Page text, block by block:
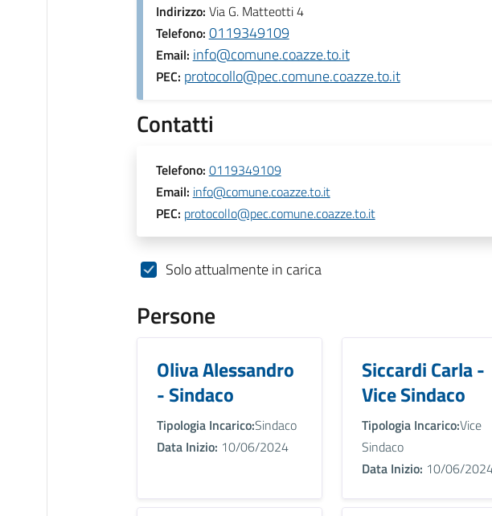
Indirizzo: Via G. Matteotti 4
Telefono: 0119349109
Email: info@comune.coazze.to.it
PEC: protocollo@pec.comune.coazze.to.it
Contatti
Telefono: 0119349109
Email: info@comune.coazze.to.it
PEC: protocollo@pec.comune.coazze.to.it
Solo attualmente in carica
Persone
Oliva Alessandro
- Sindaco
Tipologia Incarico:Sindaco
Data Inizio: 10/06/2024
Siccardi Carla -
Vice Sindaco
Tipologia Incarico:Vice
Sindaco
Data Inizio: 10/06/